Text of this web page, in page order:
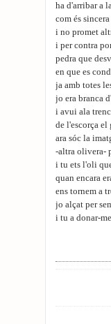
ha d'arribar a
com és
i no promet
i per contra
pedra que
en que es
ja amb totes
jo era branca
i avui ala
de l'escorça
ara sóc la
-altra olivera-
i tu ets l'oli
quan encara
ens tornem a
jo alçat per
i tu a donar-